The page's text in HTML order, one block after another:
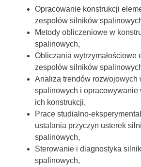
Opracowanie konstrukcji
zespołów silników
Metody obliczeniowe w
spalinowych,
Obliczania wytrzymałościowe
zespołów silników
Analiza trendów rozwojowych
spalinowych i opracowywanie
ich konstrukcji,
Prace studialno-
ustalania przyczyn usterek
spalinowych,
Sterowanie i diagnostyka
spalinowych,